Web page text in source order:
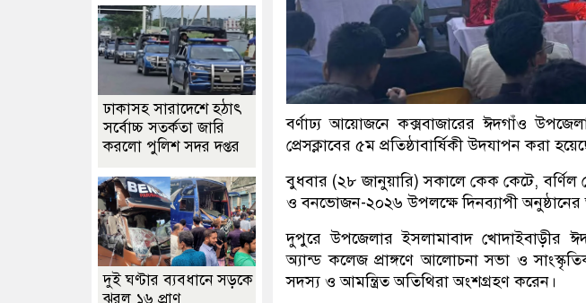
বর্ণাঢ্য আয়োজনে কক্সবাজারের ঈদগাঁও
প্রেসক্লাবের ৫ম প্রতিষ্ঠাবার্ষিকী উদযাপন করা
বুধবার (২৮ জানুয়ারি) সকালে কেক কেটে, বর্ণিল
ও বনভোজন-২০২৬ উপলক্ষে দিনব্যাপী
দুপুরে উপজেলার ইসলামাবাদ খোদাইবাড়ীর
অ্যান্ড কলেজ প্রাঙ্গণে আলোচনা সভা ও
সদস্য ও আমন্ত্রিত অতিথিরা অংশগ্রহণ করেন।
ঢাকাসহ সারাদেশে হঠাৎ
সর্বোচ্চ সতর্কতা জা‌রি
করলো পুলিশ সদর দপ্তর
দুই ঘণ্টার ব্যবধানে সড়কে
ঝরল ১৬ প্রাণ